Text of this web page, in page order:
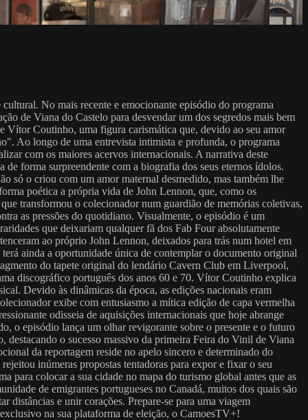
No mais recente e emocionante episódio do programa
de Viana do Castelo para desvendar um dos segredos mais bem
Vítor Coutinho, uma figura carismática que, devido ao seu amor
Ao longo de uma entrevista intimista e profunda, o programa
com os maiores acervos internacionais. A narrativa deste
forma surpreendente com a biografia dos seus eternos ídolos.
só o criou com um amor maternal desmedido, mas também lhe
poética a própria vida de John Lennon, que, como os
transformou o colecionador num guardião de memórias coletivas,
as pressões do quotidiano. Visualmente, o episódio é um
que deixariam qualquer fã dos Fab Four absolutamente
ao próprio John Lennon, deixados para trás num hotel em
ainda a oportunidade única de contemplar o documento original
do tapete original do lendário Cavern Club em Liverpool,
discográfico português dos anos 60 e 70. Vítor Coutinho explica
Devido às dinâmicas da época, as edições nacionais eram
exibe com entusiasmo a mítica edição de capa vermelha
odisseia de aquisições internacionais que hoje abrange
o episódio lança um olhar revigorante sobre o presente e o futuro
o sucesso massivo da primeira Feira do Vinil de Viana
da reportagem reside no apelo sincero e determinado do
inúmeras propostas tentadoras para expor e fixar o seu
para colocar a sua cidade no mapa do turismo global antes que as
de emigrantes portugueses no Canadá, muitos dos quais são
distâncias e unir corações. Prepare-se para uma viagem
na sua plataforma de eleição, o CamoesTV+!